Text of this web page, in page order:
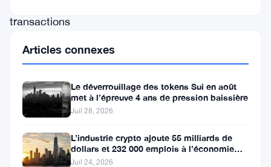
transactions
financière.
capitalisation
boursière
Articles connexes
Le déverrouillage des tokens Sui en août
met à l’épreuve 4 ans de pression baissière
Juil 28, 2026
L’industrie crypto ajoute 55 milliards de
dollars et 232 000 emplois à l’économie
américaine
Juil 24, 2026